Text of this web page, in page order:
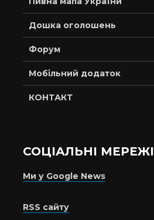
Дошка оголошень
Форум
Мобільний додаток
КОНТАКТ
СОЦІАЛЬНІ МЕРЕЖІ
Ми у Google News
RSS сайту